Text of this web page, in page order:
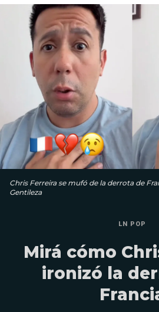
Chris Ferreira se mufó de la derrota de
Gentileza
LN POP
Mirá cómo
ironizó la